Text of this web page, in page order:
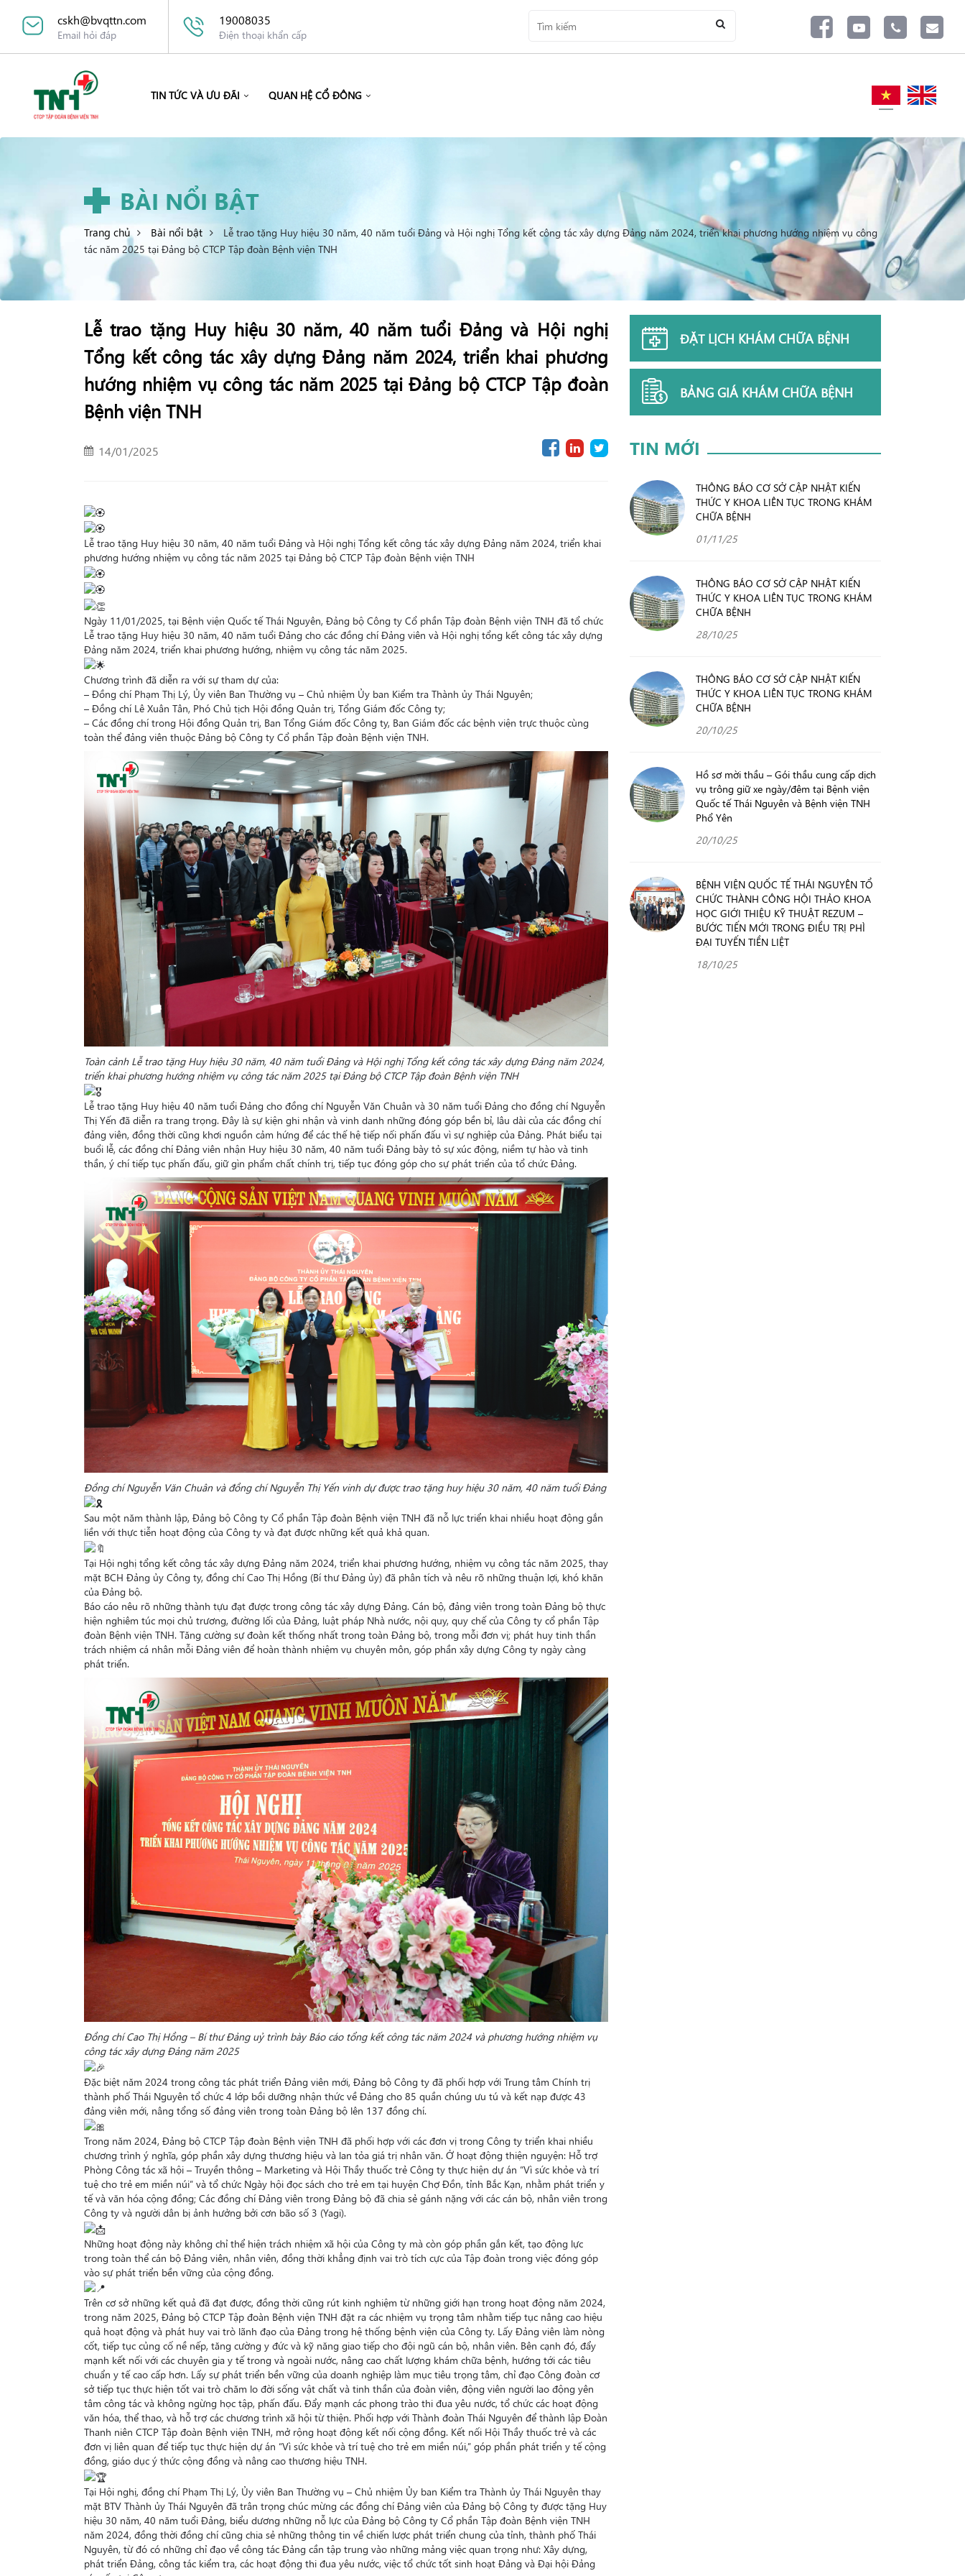
cskh@bvqttn.com
Email hỏi đáp
19008035
Điện thoại khẩn cấp
TIN TỨC VÀ ƯU ĐÃI QUAN HỆ CỔ ĐÔNG
BÀI NỔI BẬT
Trang chủ Bài nổi bật
Lễ trao tặng Huy hiệu 30 năm, 40 năm tuổi Đảng và Hội nghị Tổng kết công tác xây dựng Đảng năm 2024, triển khai phương hướng nhiệm vụ công
tác năm 2025 tại Đảng bộ CTCP Tập đoàn Bệnh viện TNH
Lễ trao tặng Huy hiệu 30 năm, 40 năm tuổi Đảng và Hội nghị
Tổng kết công tác xây dựng Đảng năm 2024, triển khai phương
hướng nhiệm vụ công tác năm 2025 tại Đảng bộ CTCP Tập đoàn
Bệnh viện TNH
14/01/2025
Lễ trao tặng Huy hiệu 30 năm, 40 năm tuổi Đảng và Hội nghị Tổng kết công tác xây dựng Đảng năm 2024, triển khai
phương hướng nhiệm vụ công tác năm 2025 tại Đảng bộ CTCP Tập đoàn Bệnh viện TNH
Ngày 11/01/2025, tại Bệnh viện Quốc tế Thái Nguyên, Đảng bộ Công ty Cổ phần Tập đoàn Bệnh viện TNH đã tổ chức
Lễ trao tặng Huy hiệu 30 năm, 40 năm tuổi Đảng cho các đồng chí Đảng viên và Hội nghị tổng kết công tác xây dựng
Đảng năm 2024, triển khai phương hướng, nhiệm vụ công tác năm 2025.
Chương trình đã diễn ra với sự tham dự của:
– Đồng chí Phạm Thị Lý, Ủy viên Ban Thường vụ – Chủ nhiệm Ủy ban Kiểm tra Thành ủy Thái Nguyên;
– Đồng chí Lê Xuân Tân, Phó Chủ tịch Hội đồng Quản trị, Tổng Giám đốc Công ty;
– Các đồng chí trong Hội đồng Quản trị, Ban Tổng Giám đốc Công ty, Ban Giám đốc các bệnh viện trực thuộc cùng
toàn thể đảng viên thuộc Đảng bộ Công ty Cổ phần Tập đoàn Bệnh viện TNH.
Toàn cảnh Lễ trao tặng Huy hiệu 30 năm, 40 năm tuổi Đảng và Hội nghị Tổng kết công tác xây dựng Đảng năm 2024,
triển khai phương hướng nhiệm vụ công tác năm 2025 tại Đảng bộ CTCP Tập đoàn Bệnh viện TNH
Lễ trao tặng Huy hiệu 40 năm tuổi Đảng cho đồng chí Nguyễn Văn Chuân và 30 năm tuổi Đảng cho đồng chí Nguyễn
Thị Yến đã diễn ra trang trọng. Đây là sự kiện ghi nhận và vinh danh những đóng góp bền bỉ, lâu dài của các đồng chí
đảng viên, đồng thời cũng khơi nguồn cảm hứng để các thế hệ tiếp nối phấn đấu vì sự nghiệp của Đảng. Phát biểu tại
buổi lễ, các đồng chí Đảng viên nhận Huy hiệu 30 năm, 40 năm tuổi Đảng bày tỏ sự xúc động, niềm tự hào và tinh
thần, ý chí tiếp tục phấn đấu, giữ gìn phẩm chất chính trị, tiếp tục đóng góp cho sự phát triển của tổ chức Đảng.
Đồng chí Nguyễn Văn Chuân và đồng chí Nguyễn Thị Yến vinh dự được trao tặng huy hiệu 30 năm, 40 năm tuổi Đảng
Sau một năm thành lập, Đảng bộ Công ty Cổ phần Tập đoàn Bệnh viện TNH đã nỗ lực triển khai nhiều hoạt động gắn
liền với thực tiễn hoạt động của Công ty và đạt được những kết quả khả quan.
Tại Hội nghị tổng kết công tác xây dựng Đảng năm 2024, triển khai phương hướng, nhiệm vụ công tác năm 2025, thay
mặt BCH Đảng ủy Công ty, đồng chí Cao Thị Hồng (Bí thư Đảng ủy) đã phân tích và nêu rõ những thuận lợi, khó khăn
của Đảng bộ.
Báo cáo nêu rõ những thành tựu đạt được trong công tác xây dựng Đảng. Cán bộ, đảng viên trong toàn Đảng bộ thực
hiện nghiêm túc mọi chủ trương, đường lối của Đảng, luật pháp Nhà nước, nội quy, quy chế của Công ty cổ phần Tập
đoàn Bệnh viện TNH. Tăng cường sự đoàn kết thống nhất trong toàn Đảng bộ, trong mỗi đơn vị; phát huy tinh thần
trách nhiệm cá nhân mỗi Đảng viên để hoàn thành nhiệm vụ chuyên môn, góp phần xây dựng Công ty ngày càng
phát triển.
Đồng chí Cao Thị Hồng – Bí thư Đảng uỷ trình bày Báo cáo tổng kết công tác năm 2024 và phương hướng nhiệm vụ
công tác xây dựng Đảng năm 2025
Đặc biệt năm 2024 trong công tác phát triển Đảng viên mới, Đảng bộ Công ty đã phối hợp với Trung tâm Chính trị
thành phố Thái Nguyên tổ chức 4 lớp bồi dưỡng nhận thức về Đảng cho 85 quần chúng ưu tú và kết nạp được 43
đảng viên mới, nâng tổng số đảng viên trong toàn Đảng bộ lên 137 đồng chí.
Trong năm 2024, Đảng bộ CTCP Tập đoàn Bệnh viện TNH đã phối hợp với các đơn vị trong Công ty triển khai nhiều
chương trình ý nghĩa, góp phần xây dựng thương hiệu và lan tỏa giá trị nhân văn. Ở hoạt động thiện nguyện: Hỗ trợ
Phòng Công tác xã hội – Truyền thông – Marketing và Hội Thầy thuốc trẻ Công ty thực hiện dự án “Vì sức khỏe và trí
tuệ cho trẻ em miền núi” và tổ chức Ngày hội đọc sách cho trẻ em tại huyện Chợ Đồn, tỉnh Bắc Kạn, nhằm phát triển y
tế và văn hóa cộng đồng; Các đồng chí Đảng viên trong Đảng bộ đã chia sẻ gánh nặng với các cán bộ, nhân viên trong
Công ty và người dân bị ảnh hưởng bởi cơn bão số 3 (Yagi).
Những hoạt động này không chỉ thể hiện trách nhiệm xã hội của Công ty mà còn góp phần gắn kết, tạo động lực
trong toàn thể cán bộ Đảng viên, nhân viên, đồng thời khẳng định vai trò tích cực của Tập đoàn trong việc đóng góp
vào sự phát triển bền vững của cộng đồng.
Trên cơ sở những kết quả đã đạt được, đồng thời cũng rút kinh nghiệm từ những giới hạn trong hoạt động năm 2024,
trong năm 2025, Đảng bộ CTCP Tập đoàn Bệnh viện TNH đặt ra các nhiệm vụ trọng tâm nhằm tiếp tục nâng cao hiệu
quả hoạt động và phát huy vai trò lãnh đạo của Đảng trong hệ thống bệnh viện của Công ty. Lấy Đảng viên làm nòng
cốt, tiếp tục củng cố nề nếp, tăng cường y đức và kỹ năng giao tiếp cho đội ngũ cán bộ, nhân viên. Bên cạnh đó, đẩy
mạnh kết nối với các chuyên gia y tế trong và ngoài nước, nâng cao chất lượng khám chữa bệnh, hướng tới các tiêu
chuẩn y tế cao cấp hơn. Lấy sự phát triển bền vững của doanh nghiệp làm mục tiêu trọng tâm, chỉ đạo Công đoàn cơ
sở tiếp tục thực hiện tốt vai trò chăm lo đời sống vật chất và tinh thần của đoàn viên, động viên người lao động yên
tâm công tác và không ngừng học tập, phấn đấu. Đẩy mạnh các phong trào thi đua yêu nước, tổ chức các hoạt động
văn hóa, thể thao, và hỗ trợ các chương trình xã hội từ thiện. Phối hợp với Thành đoàn Thái Nguyên để thành lập Đoàn
Thanh niên CTCP Tập đoàn Bệnh viện TNH, mở rộng hoạt động kết nối cộng đồng. Kết nối Hội Thầy thuốc trẻ và các
đơn vị liên quan để tiếp tục thực hiện dự án “Vì sức khỏe và trí tuệ cho trẻ em miền núi,” góp phần phát triển y tế cộng
đồng, giáo dục ý thức cộng đồng và nâng cao thương hiệu TNH.
Tại Hội nghị, đồng chí Phạm Thị Lý, Ủy viên Ban Thường vụ – Chủ nhiệm Ủy ban Kiểm tra Thành ủy Thái Nguyên thay
mặt BTV Thành ủy Thái Nguyên đã trân trọng chúc mừng các đồng chí Đảng viên của Đảng bộ Công ty được tặng Huy
hiệu 30 năm, 40 năm tuổi Đảng, biểu dương những nỗ lực của Đảng bộ Công ty Cổ phần Tập đoàn Bệnh viện TNH
năm 2024, đồng thời đồng chí cũng chia sẻ những thông tin về chiến lược phát triển chung của tỉnh, thành phố Thái
Nguyên, từ đó có những chỉ đạo về công tác Đảng cần tập trung vào những mảng việc quan trọng như: Xây dựng,
phát triển Đảng, công tác kiểm tra, các hoạt động thi đua yêu nước, việc tổ chức tốt sinh hoạt Đảng và Đại hội Đảng
ĐẶT LỊCH KHÁM CHỮA BỆNH
BẢNG GIÁ KHÁM CHỮA BỆNH
TIN MỚI
THÔNG BÁO CƠ SỞ CẬP NHẬT KIẾN
THỨC Y KHOA LIÊN TỤC TRONG KHÁM
CHỮA BỆNH
01/11/25
THÔNG BÁO CƠ SỞ CẬP NHẬT KIẾN
THỨC Y KHOA LIÊN TỤC TRONG KHÁM
CHỮA BỆNH
28/10/25
THÔNG BÁO CƠ SỞ CẬP NHẬT KIẾN
THỨC Y KHOA LIÊN TỤC TRONG KHÁM
CHỮA BỆNH
20/10/25
Hồ sơ mời thầu – Gói thầu cung cấp dịch
vụ trông giữ xe ngày/đêm tại Bệnh viện
Quốc tế Thái Nguyên và Bệnh viện TNH
Phổ Yên
20/10/25
BỆNH VIỆN QUỐC TẾ THÁI NGUYÊN TỔ
CHỨC THÀNH CÔNG HỘI THẢO KHOA
HỌC GIỚI THIỆU KỸ THUẬT REZUM –
BƯỚC TIẾN MỚI TRONG ĐIỀU TRỊ PHÌ
ĐẠI TUYẾN TIỀN LIỆT
18/10/25